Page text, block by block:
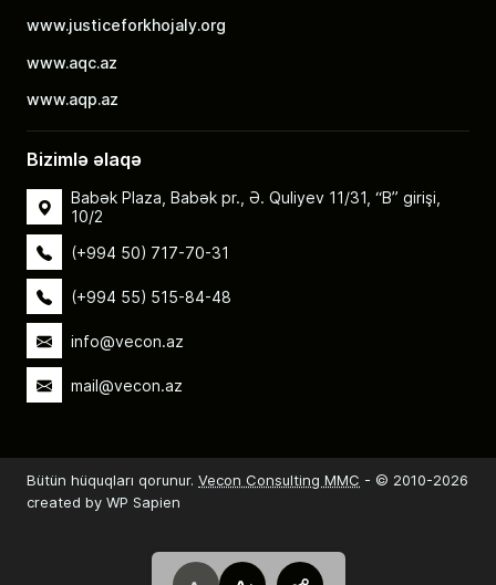
www.justiceforkhojaly.org
www.aqc.az
www.aqp.az
Bizimlə əlaqə
Babək Plaza, Babək pr., Ə. Quliyev 11/31, “B” girişi,
10/2
(+994 50) 717-70-31
(+994 55) 515-84-48
info@vecon.az
mail@vecon.az
Bütün hüquqları qorunur. Vecon Consulting MMC - © 2010-2026
created by WP Sapien